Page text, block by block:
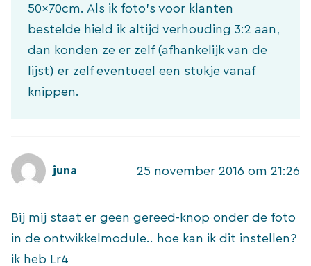
50x70cm. Als ik foto’s voor klanten
bestelde hield ik altijd verhouding 3:2 aan,
dan konden ze er zelf (afhankelijk van de
lijst) er zelf eventueel een stukje vanaf
knippen.
juna 25 november 2016 om 21:26
Bij mij staat er geen gereed-knop onder de foto
in de ontwikkelmodule.. hoe kan ik dit instellen?
ik heb Lr4